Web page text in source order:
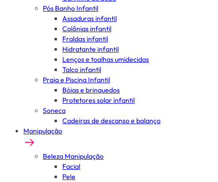
Pós Banho Infantil
Assaduras infantil
Colônias infantil
Fraldas infantil
Hidratante infantil
Lenços e toalhas umidecidas
Talco infantil
Praia e Piscina Infantil
Bóias e brinquedos
Protetores solar infantil
Soneca
Cadeiras de descanso e balanço
Manipulação
Beleza Manipulação
Facial
Pele